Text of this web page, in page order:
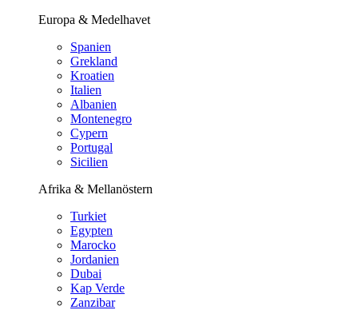
Europa & Medelhavet
Spanien
Grekland
Kroatien
Italien
Albanien
Montenegro
Cypern
Portugal
Sicilien
Afrika & Mellanöstern
Turkiet
Egypten
Marocko
Jordanien
Dubai
Kap Verde
Zanzibar